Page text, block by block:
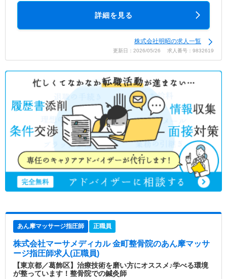
詳細を見る
株式会社明昭の求人一覧
更新日：2026/05/26 求人番号：9832619
あん摩マッサージ指圧師 正職員
株式会社マーサメディカル 金町整骨院のあん摩マッサ
ージ指圧師求人(正職員)
【東京都／葛飾区】治療技術を磨い方にオススメ♪学べる環境
が整っています！整骨院での鍼灸師